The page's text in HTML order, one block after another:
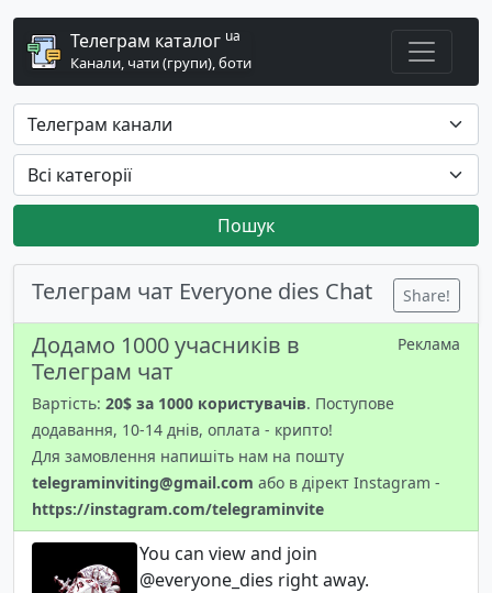
Телеграм каталог ua
Канали, чати (групи), боти
Пошук
Телеграм чат Everyone dies Chat Share!
Додамо 1000 учасників в
Телеграм чат
Реклама
Вартість: 20$ за 1000 користувачів. Поступове
додавання, 10-14 днів, оплата - крипто!
Для замовлення напишіть нам на пошту
telegraminviting@gmail.com або в дірект Instagram -
https://instagram.com/telegraminvite
You can view and join
@everyone_dies right away.